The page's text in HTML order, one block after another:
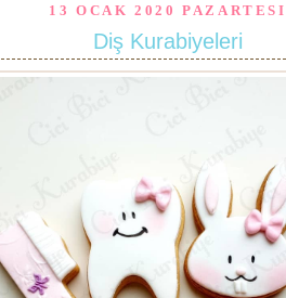
13 OCAK 2020 PAZARTESI
Diş Kurabiyeleri